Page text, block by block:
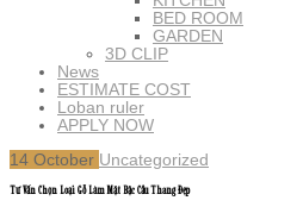
BED ROOM
GARDEN
3D CLIP
News
ESTIMATE COST
Loban ruler
APPLY NOW
14 October Uncategorized
Tư Vấn Chọn Loại Gỗ Làm Mặt Bậc Cầu Thang Đẹp